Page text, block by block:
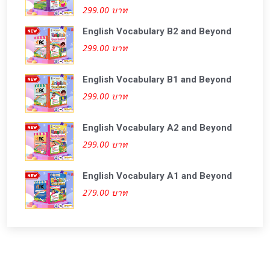
299.00 บาท
English Vocabulary B2 and Beyond
299.00 บาท
English Vocabulary B1 and Beyond
299.00 บาท
English Vocabulary A2 and Beyond
299.00 บาท
English Vocabulary A1 and Beyond
279.00 บาท